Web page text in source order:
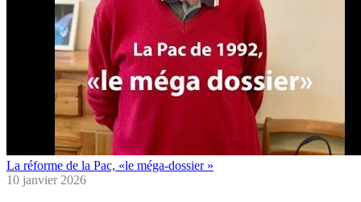
La réforme de la Pac, «le méga-dossier »
10 janvier 2026